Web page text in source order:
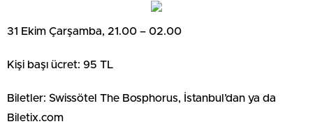
31 Ekim Çarşamba, 21.00 – 02.00
Kişi başı ücret: 95 TL
Biletler: Swissötel The Bosphorus, İstanbul’dan ya da
Biletix.com